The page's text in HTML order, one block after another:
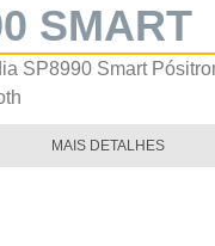
SMART
SP8990 Smart
MAIS DETALHES